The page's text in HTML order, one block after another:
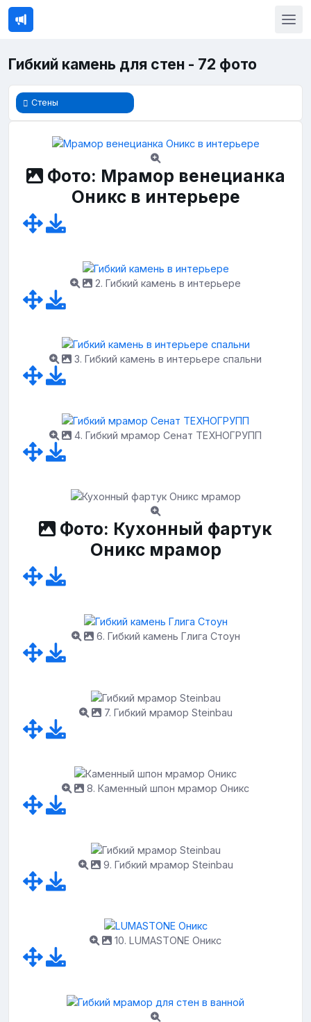
Гибкий камень для стен - 72 фото
Стены
Фото: Мрамор венецианка
Оникс в интерьере
2. Гибкий камень в интерьере
3. Гибкий камень в интерьере спальни
4. Гибкий мрамор Сенат ТЕХНОГРУПП
Фото: Кухонный фартук
Оникс мрамор
6. Гибкий камень Глига Стоун
7. Гибкий мрамор Steinbau
8. Каменный шпон мрамор Оникс
9. Гибкий мрамор Steinbau
10. LUMASTONE Оникс